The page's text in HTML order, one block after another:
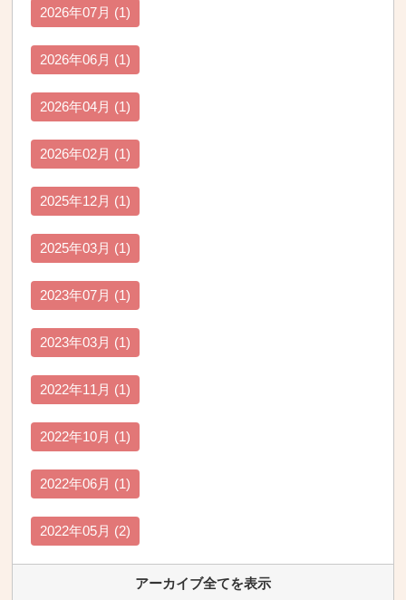
2026年07月 (1)
2026年06月 (1)
2026年04月 (1)
2026年02月 (1)
2025年12月 (1)
2025年03月 (1)
2023年07月 (1)
2023年03月 (1)
2022年11月 (1)
2022年10月 (1)
2022年06月 (1)
2022年05月 (2)
アーカイブ全てを表示